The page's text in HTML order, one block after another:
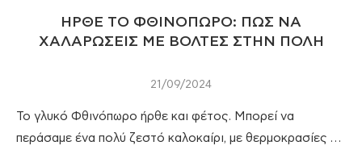
ΗΡΘΕ ΤΟ ΦΘΙΝΟΠΩΡΟ: ΠΩΣ ΝΑ
ΧΑΛΑΡΩΣΕΙΣ ΜΕ ΒΟΛΤΕΣ ΣΤΗΝ ΠΟΛΗ
21/09/2024
Το γλυκό Φθινόπωρο ήρθε και φέτος. Μπορεί να
περάσαμε ένα πολύ ζεστό καλοκαίρι, με θερμοκρασίες …